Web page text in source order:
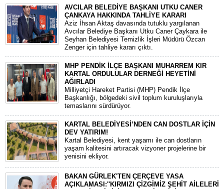
AVCILAR BELEDİYE BAŞKANI UTKU CANER
ÇANKAYA HAKKINDA TAHLİYE KARARI
​Aziz İhsan Aktaş davasında tutuklu yargılanan
Avcılar Belediye Başkanı Utku Caner Çaykara ile
Seyhan Belediyesi Temizlik İşleri Müdürü Özcan
Zenger için tahliye kararı çıktı.
MHP PENDİK İLÇE BAŞKANI MUHARREM KIR
KARTAL ORDULULAR DERNEĞİ HEYETİNİ
AĞIRLADI
​Milliyetçi Hareket Partisi (MHP) Pendik İlçe
Başkanlığı, bölgedeki sivil toplum kuruluşlarıyla
temaslarını sürdürüyor.
KARTAL BELEDİYESİ’NDEN CAN DOSTLAR İÇİN
DEV YATIRIM!
Kartal Belediyesi, kent yaşamı ile can dostların
yaşam kalitesini artıracak vizyoner projelerine bir
yenisini ekliyor.
BAKAN GÜRLEK'TEN ÇERÇEVE YASA
AÇIKLAMASI:''KIRMIZI ÇİZGİMİZ ŞEHİT AİLELERİ